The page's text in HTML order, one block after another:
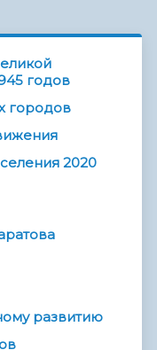
годов
городов
2020
развитию